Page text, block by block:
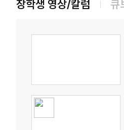
장학생 영상/칼럼 큐